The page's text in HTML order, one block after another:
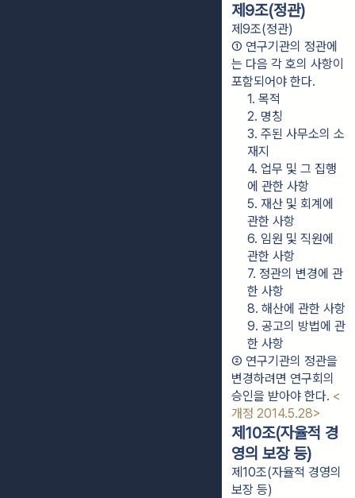
제9조(정관)
제9조(정관)
① 연구기관의 정관에
는 다음 각 호의 사항이
포함되어야 한다.
1. 목적
2. 명칭
3. 주된 사무소의 소
재지
4. 업무 및 그 집행
에 관한 사항
5. 재산 및 회계에
관한 사항
6. 임원 및 직원에
관한 사항
7. 정관의 변경에 관
한 사항
8. 해산에 관한 사항
9. 공고의 방법에 관
한 사항
② 연구기관의 정관을
변경하려면 연구회의
승인을 받아야 한다. <
개정 2014.5.28>
제10조(자율적 경
영의 보장 등)
제10조(자율적 경영의
보장 등)